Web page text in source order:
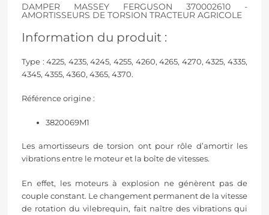
DAMPER MASSEY FERGUSON 370002610 -
AMORTISSEURS DE TORSION TRACTEUR AGRICOLE
Information du produit :
Type : 4225, 4235, 4245, 4255, 4260, 4265, 4270, 4325, 4335,
4345, 4355, 4360, 4365, 4370.
Référence origine :
3820069M1
Les amortisseurs de torsion ont pour rôle d’amortir les
vibrations entre le moteur et la boîte de vitesses.
En effet, les moteurs à explosion ne génèrent pas de
couple constant. Le changement permanent de la vitesse
de rotation du vilebrequin, fait naître des vibrations qui